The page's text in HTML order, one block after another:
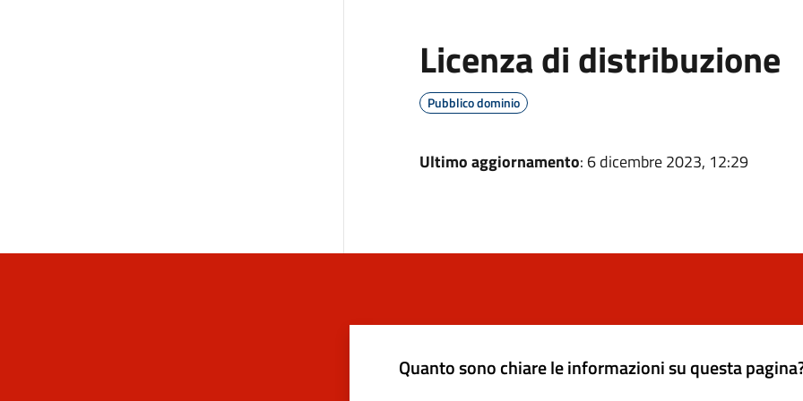
Licenza di distribuzione
Pubblico dominio
Ultimo aggiornamento: 6 dicembre 2023, 12:29
Quanto sono chiare le informazioni su questa